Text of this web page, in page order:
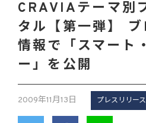
CRAVIAテーマ別
タル【第一弾】
情報で「スマート
ー」を公開
2009年11月13日 プレスリリース